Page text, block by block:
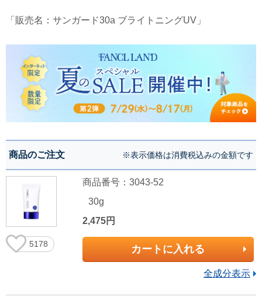
「販売名：サンガード30a ブライトニングUV」
商品のご注文 ※表示価格は消費税込みの金額です
5178
商品番号：3043-52
30g
2,475円
カートに入れる
全成分表示